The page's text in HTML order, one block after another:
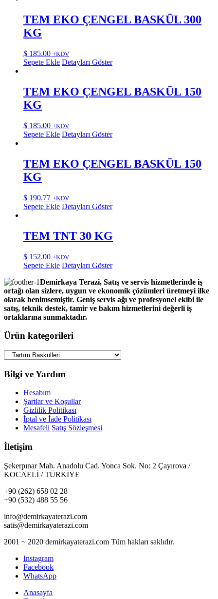
TEM EKO ÇENGEL BASKÜL 300
KG
$ 185.00 +KDV
Sepete Ekle Detayları Göster
TEM EKO ÇENGEL BASKÜL 150
KG
$ 185.00 +KDV
Sepete Ekle Detayları Göster
TEM EKO ÇENGEL BASKÜL 150
KG
$ 190.77 +KDV
Sepete Ekle Detayları Göster
TEM TNT 30 KG
$ 152.00 +KDV
Sepete Ekle Detayları Göster
Demirkaya Terazi, Satış ve servis hizmetlerinde iş
ortağı olan sizlere, uygun ve ekonomik çözümleri üretmeyi ilke
olarak benimsemiştir. Geniş servis ağı ve profesyonel ekibi ile
satış, teknik destek, tamir ve bakım hizmetlerini değerli iş
ortaklarına sunmaktadır.
Ürün kategorileri
Bilgi ve Yardım
Hesabım
Şartlar ve Koşullar
Gizlilik Politikası
İptal ve İade Politikası
Mesafeli Satış Sözleşmesi
İletişim
Şekerpınar Mah. Anadolu Cad. Yonca Sok. No: 2 Çayırova /
KOCAELİ / TÜRKİYE
+90 (262) 658 02 28
+90 (532) 488 55 56
info@demirkayaterazi.com
satis@demirkayaterazi.com
2001 ~ 2020 demirkayaterazi.com Tüm hakları saklıdır.
Instagram
Facebook
WhatsApp
Anasayfa